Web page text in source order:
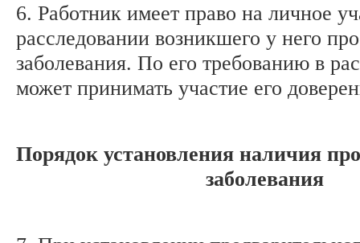
6. Работник имеет право на личное
расследовании возникшего у него
заболевания. По его требованию в
может принимать участие его
Порядок установления наличия
заболевания